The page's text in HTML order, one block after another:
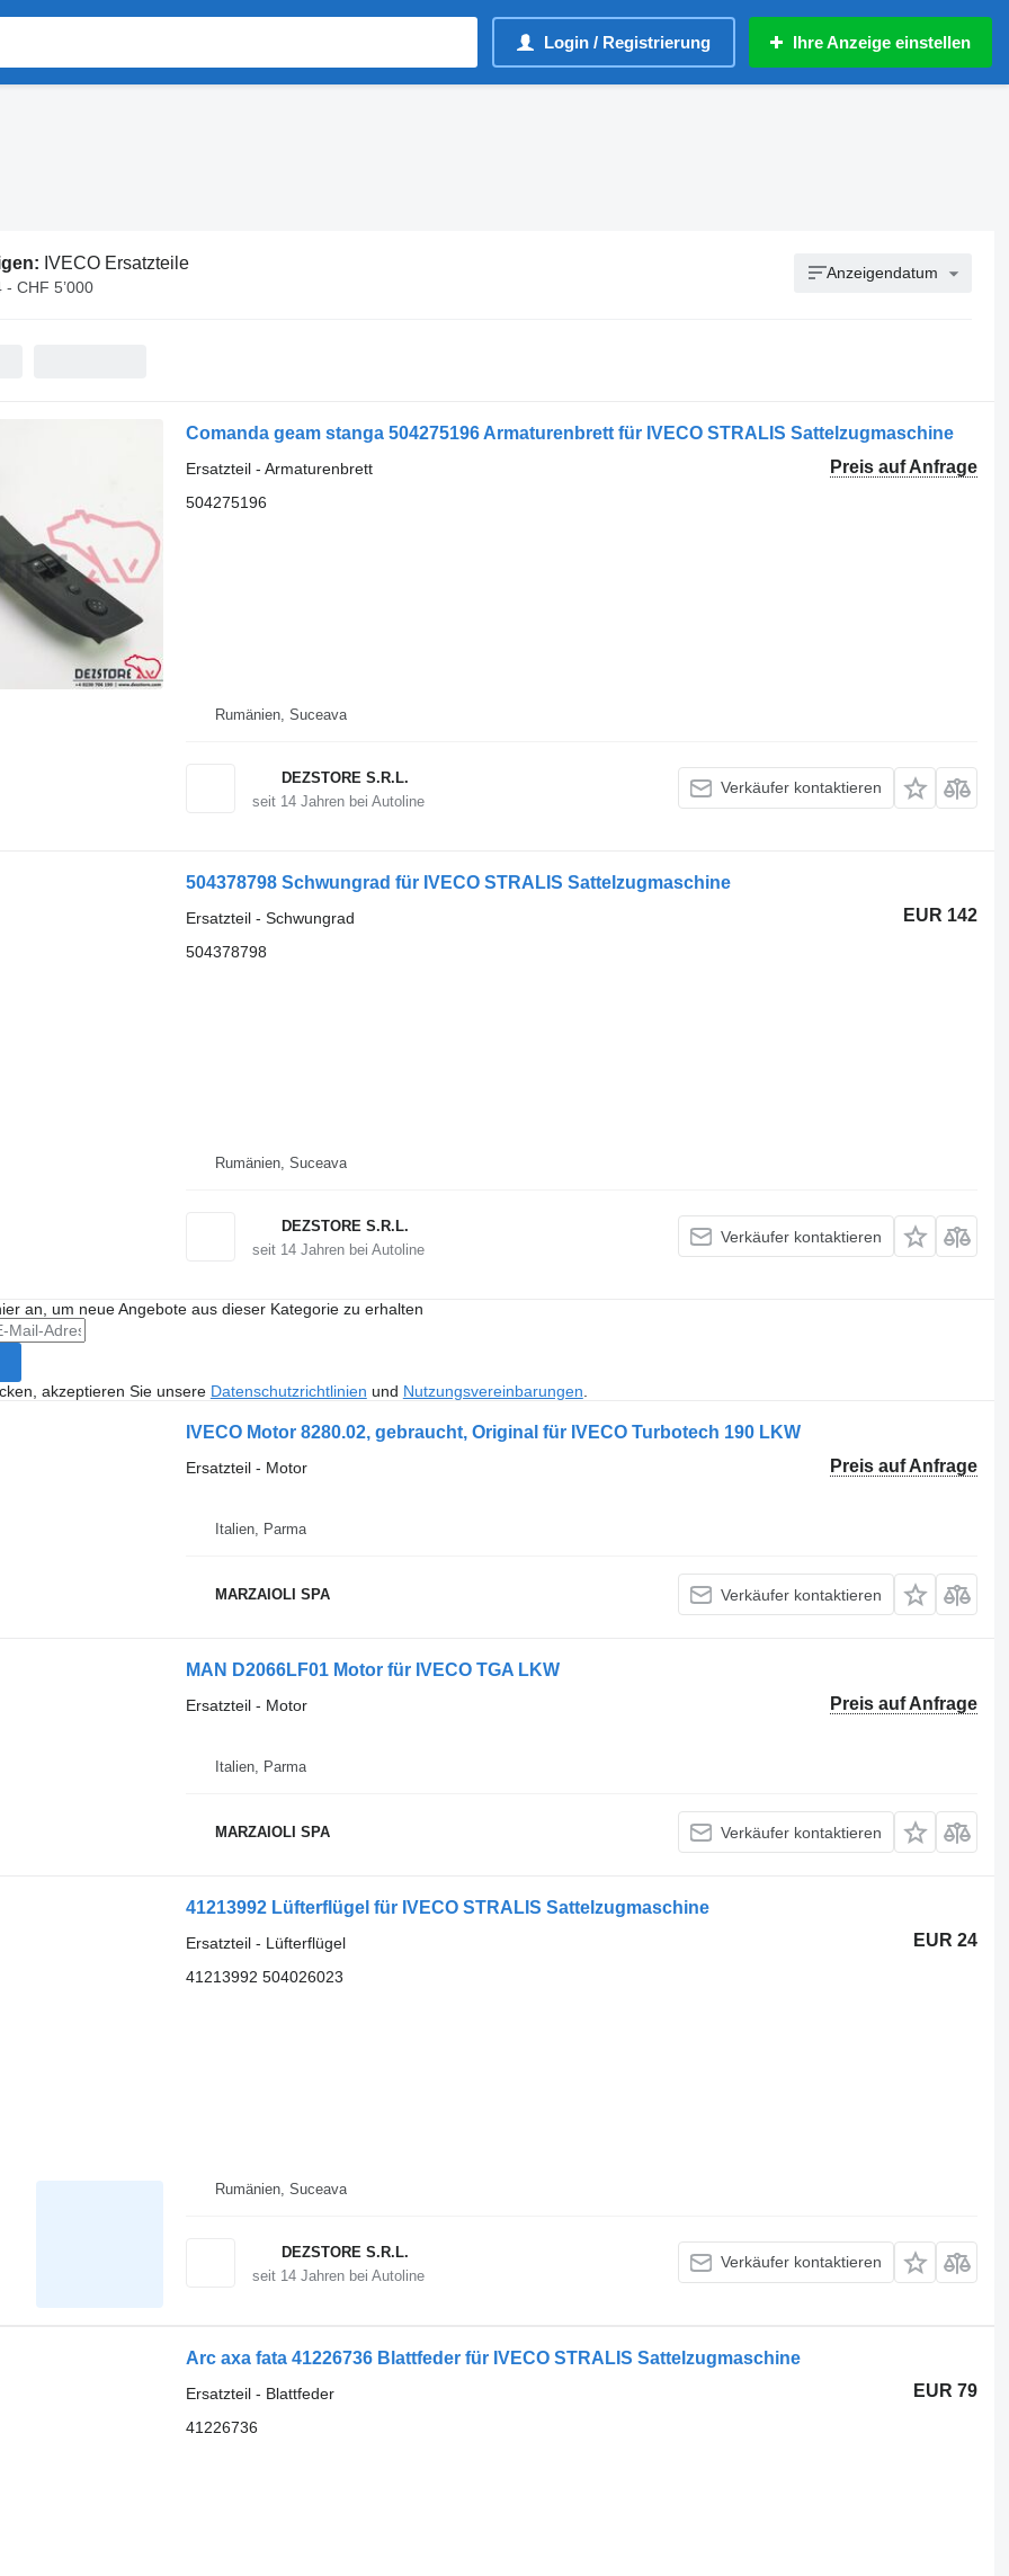
Login / Registrierung Ihre Anzeige einstellen
IVECO Ersatzteile
- CHF 5’000
Anzeigendatum
Comanda geam stanga 504275196 Armaturenbrett für IVECO STRALIS Sattelzugmaschine
Preis auf Anfrage
Ersatzteil - Armaturenbrett
504275196
Rumänien, Suceava
DEZSTORE S.R.L.
seit 14Jahren bei Autoline
Verkäufer kontaktieren
504378798 Schwungrad für IVECO STRALIS Sattelzugmaschine
EUR 142
Ersatzteil - Schwungrad
504378798
Rumänien, Suceava
DEZSTORE S.R.L.
seit 14Jahren bei Autoline
Verkäufer kontaktieren
an, um neue Angebote aus dieser Kategorie zu erhalten
akzeptieren Sie unsere Datenschutzrichtlinien und Nutzungsvereinbarungen
IVECO Motor 8280.02, gebraucht, Original für IVECO Turbotech 190 LKW
Preis auf Anfrage
Ersatzteil - Motor
Italien, Parma
MARZAIOLI SPA Verkäufer kontaktieren
MAN D2066LF01 Motor für IVECO TGA LKW
Preis auf Anfrage
Ersatzteil - Motor
Italien, Parma
MARZAIOLI SPA Verkäufer kontaktieren
41213992 Lüfterflügel für IVECO STRALIS Sattelzugmaschine
EUR 24
Ersatzteil - Lüfterflügel
41213992 504026023
Rumänien, Suceava
DEZSTORE S.R.L.
seit 14Jahren bei Autoline
Verkäufer kontaktieren
Arc axa fata 41226736 Blattfeder für IVECO STRALIS Sattelzugmaschine
EUR 79
Ersatzteil - Blattfeder
41226736